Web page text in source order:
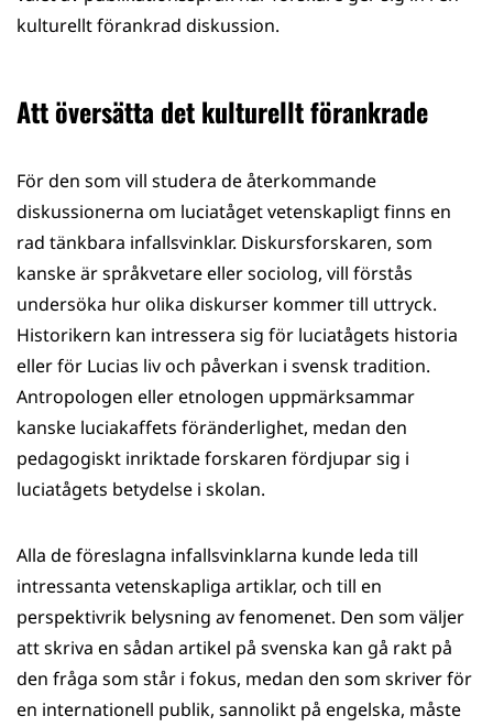
kulturellt förankrad diskussion.
Att översätta det kulturellt förankrade
För den som vill studera de återkommande
diskussionerna om luciatåget vetenskapligt finns en
rad tänkbara infallsvinklar. Diskursforskaren, som
kanske är språkvetare eller sociolog, vill förstås
undersöka hur olika diskurser kommer till uttryck.
Historikern kan intressera sig för luciatågets historia
eller för Lucias liv och påverkan i svensk tradition.
Antropologen eller etnologen uppmärksammar
kanske luciakaffets föränderlighet, medan den
pedagogiskt inriktade forskaren fördjupar sig i
luciatågets betydelse i skolan.
Alla de föreslagna infallsvinklarna kunde leda till
intressanta vetenskapliga artiklar, och till en
perspektivrik belysning av fenomenet. Den som väljer
att skriva en sådan artikel på svenska kan gå rakt på
den fråga som står i fokus, medan den som skriver för
en internationell publik, sannolikt på engelska, måste